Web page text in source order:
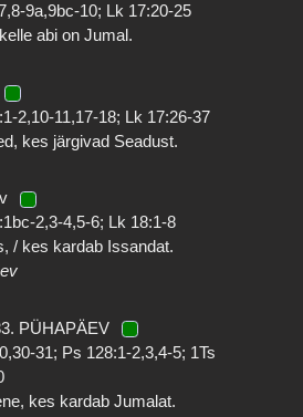
9a,9bc-10; Lk 17:20-25
abi on Jumal.
2,10-11,17-18; Lk 17:26-37
kes järgivad Seadust.
2,3-4,5-6; Lk 18:1-8
/ kes kardab Issandat.
PÜHAPÄEV
31; Ps 128:1-2,3,4-5; 1Ts
kes kardab Jumalat.